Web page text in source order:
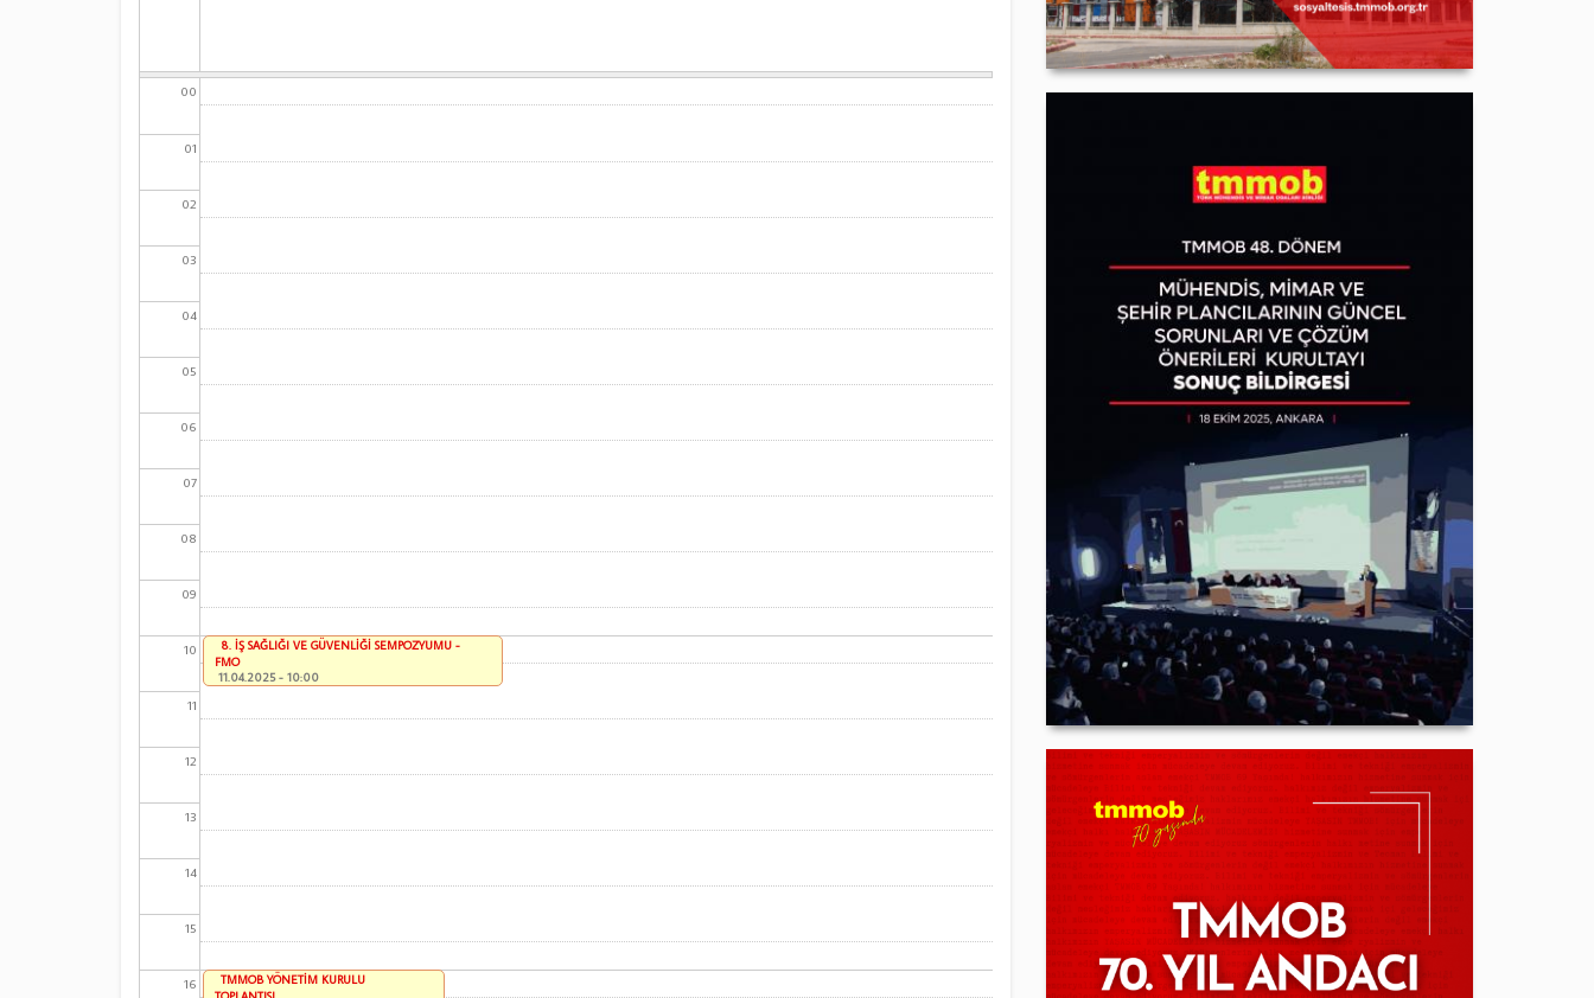
00
01
02
03
04
05
06
07
08
09
10
11
12
13
14
15
16
8. İŞ SAĞLIĞI VE GÜVENLİĞİ SEMPOZYUMU -
FMO
11.04.2025 - 10:00
TMMOB YÖNETİM KURULU